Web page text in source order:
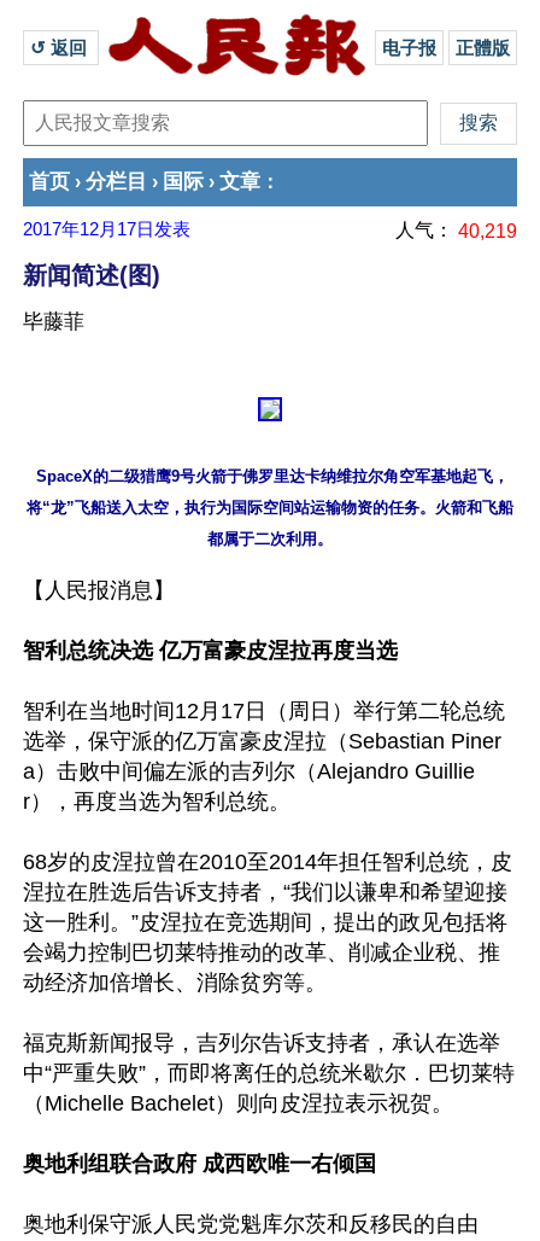
↺ 返回 电子报 正體版
首页 › 分栏目 › 国际 › 文章 ：
2017年12月17日 发表 人气： 40,219
新闻简述(图)
毕藤菲
将“龙”飞船送入太空，执行为国际空间站运输物资的任务。火箭和飞船
【人民报消息】
智利总统决选 亿万富豪皮涅拉再度当选
智利在当地时间12月17日（周日）举行第二轮总统
选举，保守派的亿万富豪皮涅拉（Sebastian Piner
a）击败中间偏左派的吉列尔（Alejandro Guillie
r），再度当选为智利总统。
68岁的皮涅拉曾在2010至2014年担任智利总统，皮
涅拉在胜选后告诉支持者，“我们以谦卑和希望迎接
这一胜利。”皮涅拉在竞选期间，提出的政见包括将
会竭力控制巴切莱特推动的改革、削减企业税、推
动经济加倍增长、消除贫穷等。
福克斯新闻报导，吉列尔告诉支持者，承认在选举
中“严重失败”，而即将离任的总统米歇尔．巴切莱特
（Michelle Bachelet）则向皮涅拉表示祝贺。
奥地利组联合政府 成西欧唯一右倾国
奥地利保守派人民党党魁库尔茨和反移民的自由